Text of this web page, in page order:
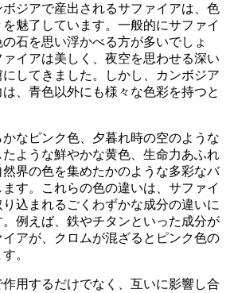
ジアで産出されるサファイアは、色
魅了しています。 一般的にサファイ
石を思い浮かべる方が多いでしょ
イアは美しく、夜空を思わせる深い
してきました。しかし、カンボジア
、 青色以外にも様々な色彩を持つと
なピンク色、夕暮れ時の空のような
ような鮮やかな黄色、生命力あふれ
界の色を集めたかのような多彩なバ
す。これらの色の違いは、 サファイ
込まれるごくわずかな成分の違いに
例えば、鉄やチタンといった成分が
アが、クロムが混ざるとピンク色の
。
用するだけでなく、互いに影響し合